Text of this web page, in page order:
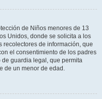
de Niños menores de 13
Unidos, donde se solicita a los
recolectores de información, que
el consentimiento de los padres
guardia legal, que permita
de un menor de edad.